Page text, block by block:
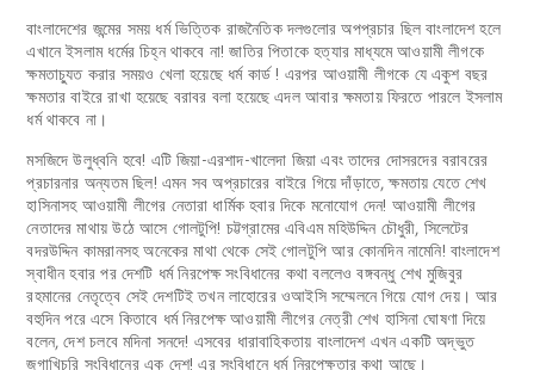
বাংলাদেশের জন্মের সময় ধর্ম ভিত্তিক রাজনৈতিক দলগুলোর অপপ্রচার ছিল বাংলাদেশ হলে
এখানে ইসলাম ধর্মের চিহ্ন থাকবে না! জাতির পিতাকে হত্যার মাধ্যমে আওয়ামী লীগকে
ক্ষমতাচ্যুত করার সময়ও খেলা হয়েছে ধর্ম কার্ড ! এরপর আওয়ামী লীগকে যে একুশ বছর
ক্ষমতার বাইরে রাখা হয়েছে বরাবর বলা হয়েছে এদল আবার ক্ষমতায় ফিরতে পারলে ইসলাম
ধর্ম থাকবে না।
মসজিদে উলুধ্বনি হবে! এটি জিয়া-এরশাদ-খালেদা জিয়া এবং তাদের দোসরদের বরাবরের
প্রচারনার অন্যতম ছিল! এমন সব অপ্রচারের বাইরে গিয়ে দাঁড়াতে, ক্ষমতায় যেতে শেখ
হাসিনাসহ আওয়ামী লীগের নেতারা ধার্মিক হবার দিকে মনোযোগ দেন! আওয়ামী লীগের
নেতাদের মাথায় উঠে আসে গোলটুপি! চট্টগ্রামের এবিএম মহিউদ্দিন চৌধুরী, সিলেটের
বদরউদ্দিন কামরানসহ অনেকের মাথা থেকে সেই গোলটুপি আর কোনদিন নামেনি! বাংলাদেশ
স্বাধীন হবার পর দেশটি ধর্ম নিরপেক্ষ সংবিধানের কথা বললেও বঙ্গবন্ধু শেখ মুজিবুর
রহমানের নেতৃত্বে সেই দেশটিই তখন লাহোরের ওআইসি সম্মেলনে গিয়ে যোগ দেয়। আর
বহুদিন পরে এসে কিতাবে ধর্ম নিরপেক্ষ আওয়ামী লীগের নেত্রী শেখ হাসিনা ঘোষণা দিয়ে
বলেন, দেশ চলবে মদিনা সনদে! এসবের ধারাবাহিকতায় বাংলাদেশ এখন একটি অদ্ভুত
জগাখিচুরি সংবিধানের এক দেশ! এর সংবিধানে ধর্ম নিরপেক্ষতার কথা আছে।